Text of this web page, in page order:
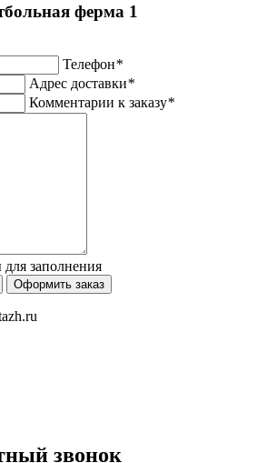
ферма 1
Телефон*
Адрес доставки*
Комментарии к заказу*
для заполнения
Оформить заказ
звонок